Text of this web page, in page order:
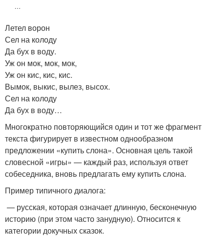
…
Летел ворон
Сел на колоду
Да бух в воду.
Уж он мок, мок, мок,
Уж он кис, кис, кис.
Вымок, выкис, вылез, высох.
Сел на колоду
Да бух в воду…
Многократно повторяющийся один и тот же фрагмент
текста фигурирует в известном однообразном
предложении «купить слона». Основная цель такой
словесной «игры» — каждый раз, используя ответ
собеседника, вновь предлагать ему купить слона.
Пример типичного диалога:
— русская, которая означает длинную, бесконечную
историю (при этом часто занудную). Относится к
категории докучных сказок.